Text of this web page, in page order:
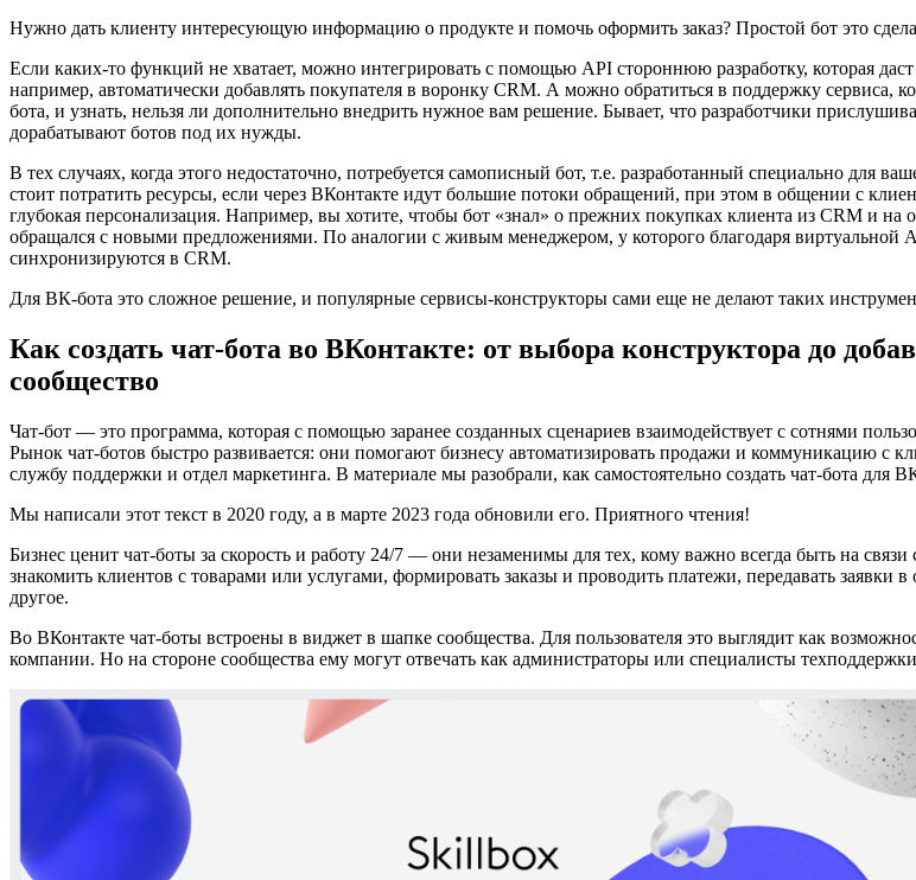
Нужно дать клиенту интересующую информацию о продукте и помочь оформить заказ? Простой бот это
Если каких-то функций не хватает, можно интегрировать с помощью API стороннюю разработку, которая
например, автоматически добавлять покупателя в воронку CRM. А можно обратиться в поддержку сервиса,
бота, и узнать, нельзя ли дополнительно внедрить нужное вам решение. Бывает, что разработчики
дорабатывают ботов под их нужды.
В тех случаях, когда этого недостаточно, потребуется самописный бот, т.е. разработанный специально для
стоит потратить ресурсы, если через ВКонтакте идут большие потоки обращений, при этом в общении с
глубокая персонализация. Например, вы хотите, чтобы бот «знал» о прежних покупках клиента из CRM и на
обращался с новыми предложениями. По аналогии с живым менеджером, у которого благодаря виртуальной
синхронизируются в CRM.
Для ВК-бота это сложное решение, и популярные сервисы-конструкторы сами еще не делают таких
Как создать чат-бота во ВКонтакте: от выбора конструктора до
сообщество
Чат-бот — это программа, которая с помощью заранее созданных сценариев взаимодействует с сотнями
Рынок чат-ботов быстро развивается: они помогают бизнесу автоматизировать продажи и коммуникацию с
службу поддержки и отдел маркетинга. В материале мы разобрали, как самостоятельно создать чат-бота для
Мы написали этот текст в 2020 году, а в марте 2023 года обновили его. Приятного чтения!
Бизнес ценит чат-боты за скорость и работу 24/7 — они незаменимы для тех, кому важно всегда быть на связи
знакомить клиентов с товарами или услугами, формировать заказы и проводить платежи, передавать заявки
другое.
Во ВКонтакте чат-боты встроены в виджет в шапке сообщества. Для пользователя это выглядит как
компании. Но на стороне сообщества ему могут отвечать как администраторы или специалисты